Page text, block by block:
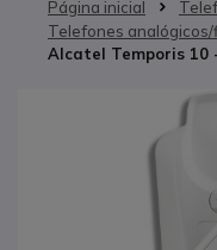
Página inicial
Telefones analógicos/
Alcatel Temporis 10
Saltar para o final da